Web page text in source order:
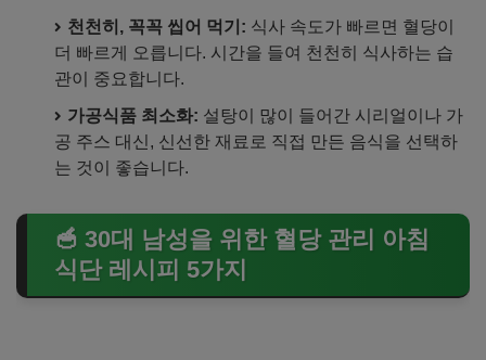
천천히, 꼭꼭 씹어 먹기: 식사 속도가 빠르면 혈당이
더 빠르게 오릅니다. 시간을 들여 천천히 식사하는 습
관이 중요합니다.
가공식품 최소화: 설탕이 많이 들어간 시리얼이나 가
공 주스 대신, 신선한 재료로 직접 만든 음식을 선택하
는 것이 좋습니다.
🥣 30대 남성을 위한 혈당 관리 아침
식단 레시피 5가지